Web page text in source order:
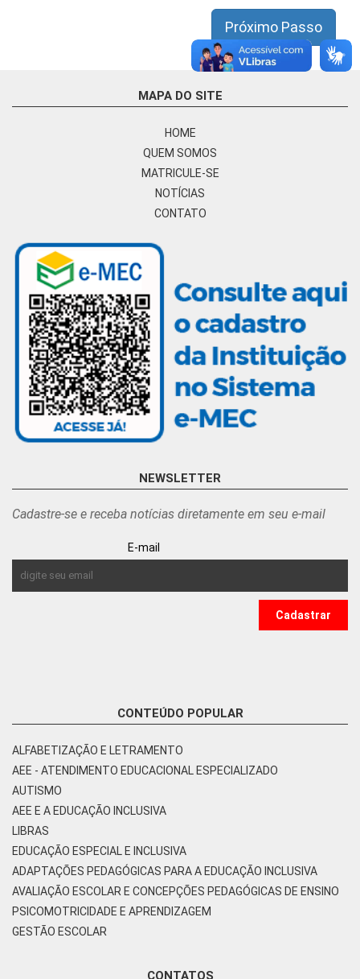
Próximo Passo
MAPA DO SITE
HOME
QUEM SOMOS
MATRICULE-SE
NOTÍCIAS
CONTATO
NEWSLETTER
Cadastre-se e receba notícias diretamente em seu e-mail
E-mail
CONTEÚDO POPULAR
ALFABETIZAÇÃO E LETRAMENTO
AEE - ATENDIMENTO EDUCACIONAL ESPECIALIZADO
AUTISMO
AEE E A EDUCAÇÃO INCLUSIVA
LIBRAS
EDUCAÇÃO ESPECIAL E INCLUSIVA
ADAPTAÇÕES PEDAGÓGICAS PARA A EDUCAÇÃO INCLUSIVA
AVALIAÇÃO ESCOLAR E CONCEPÇÕES PEDAGÓGICAS DE ENSINO
PSICOMOTRICIDADE E APRENDIZAGEM
GESTÃO ESCOLAR
CONTATOS